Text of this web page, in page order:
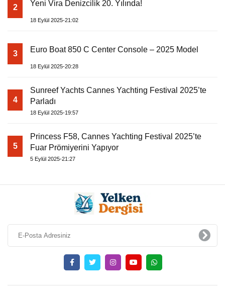
2 Yeni Vira Denizcilik 20. Yılında!
18 Eylül 2025-21:02
3 Euro Boat 850 C Center Console – 2025 Model
18 Eylül 2025-20:28
4
Sunreef Yachts Cannes Yachting Festival 2025’te
Parladı
18 Eylül 2025-19:57
5
Princess F58, Cannes Yachting Festival 2025’te
Fuar Prömiyerini Yapıyor
5 Eylül 2025-21:27